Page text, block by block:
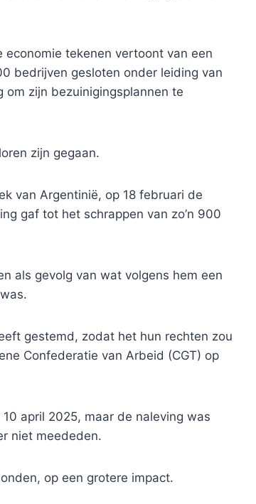
tekenen vertoont van een
bedrijven gesloten onder leiding van
zijn bezuinigingsplannen te
zijn gegaan.
van Argentinië, op 18 februari de
gaf tot het schrappen van zo’n 900
als gevolg van wat volgens hem een
gestemd, zodat het hun rechten zou
Confederatie van Arbeid (CGT) op
april 2025, maar de naleving was
niet meededen.
op een grotere impact.